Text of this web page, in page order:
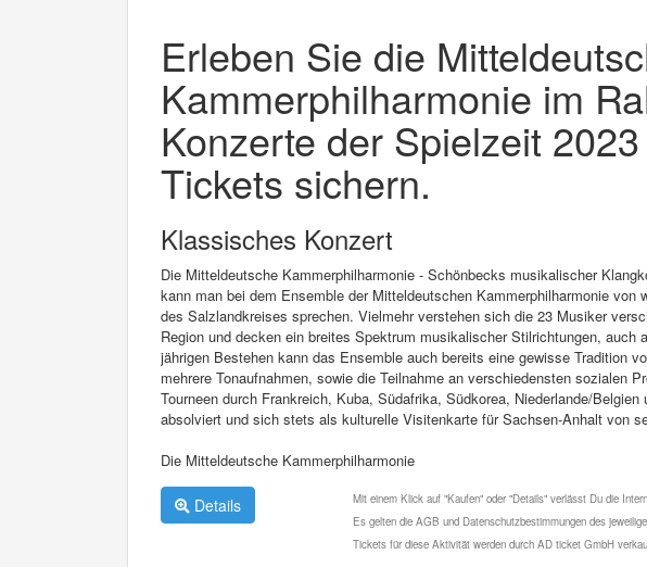
Erleben Sie die
Kammerphilharmonie im
Konzerte der Spielzeit
Tickets sichern.
Klassisches Konzert
Die Mitteldeutsche Kammerphilharmonie - Schönbecks musikalischer
kann man bei dem Ensemble der Mitteldeutschen Kammerphilharmonie von
des Salzlandkreises sprechen. Vielmehr verstehen sich die 23 Musiker
Region und decken ein breites Spektrum musikalischer Stilrichtungen,
jährigen Bestehen kann das Ensemble auch bereits eine gewisse Tradition
mehrere Tonaufnahmen, sowie die Teilnahme an verschiedensten sozialen
Tourneen durch Frankreich, Kuba, Südafrika, Südkorea, Niederlande/
absolviert und sich stets als kulturelle Visitenkarte für Sachsen-Anhalt von
Die Mitteldeutsche Kammerphilharmonie
Details
Mit einem Klick auf "Kaufen" oder "Details" verlässt Du die
Es gelten die AGB und Datenschutzbestimmungen des
Tickets für diese Aktivität werden durch AD ticket GmbH